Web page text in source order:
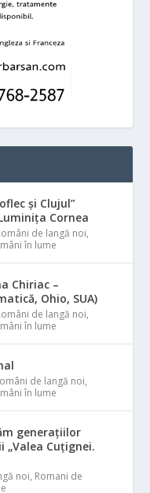
și Clujul”
Cornea
de langă noi,
în lume
Chiriac –
Ohio, SUA)
de langă noi,
în lume
de langă noi,
în lume
generațiilor
„Valea Cuțignei.
noi, Romani de